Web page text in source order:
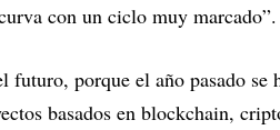
con un ciclo muy marcado”.
futuro, porque el año pasado se
basados en blockchain,